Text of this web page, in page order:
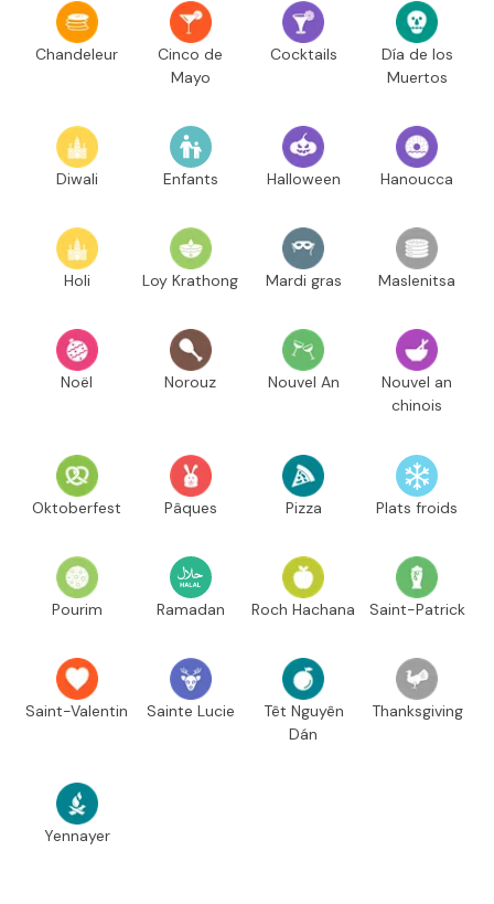
Chandeleur
Cinco de
Mayo
Cocktails
Día de los
Muertos
Diwali Enfants Halloween Hanoucca
Holi Loy Krathong Mardi gras Maslenitsa
Noël Norouz Nouvel An
Nouvel an
chinois
Oktoberfest Pâques Pizza Plats froids
Pourim Ramadan Roch Hachana Saint-Patrick
Saint-Valentin Sainte Lucie
Têt Nguyên
Dán
Thanksgiving
Yennayer